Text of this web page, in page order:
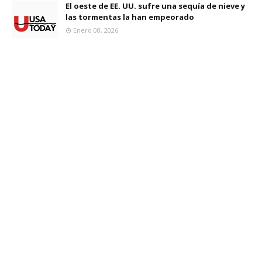
El oeste de EE. UU. sufre una sequía de nieve y
las tormentas la han empeorado
Enero 08, 2026